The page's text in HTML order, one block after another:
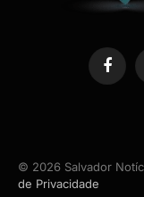
© 2026 Salvador
de Privacidade